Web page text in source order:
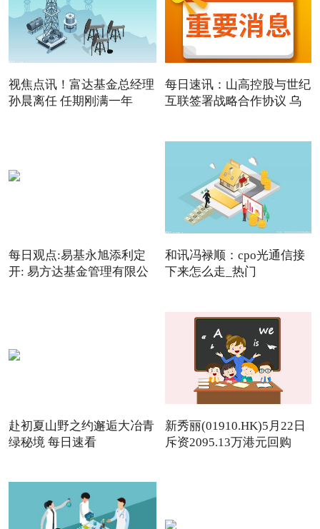
视焦点讯！富达基金总经理
孙晨离任 任期刚满一年
每日速讯：山高控股与世纪
互联签署战略合作协议 乌
每日观点:易基永旭添利定
开: 易方达基金管理有限公
和讯冯禄顺：cpo光通信接
下来怎么走_热门
赴初夏山野之约邂逅大冶青
绿秘境 每日速看
新秀丽(01910.HK)5月22日
斥资2095.13万港元回购